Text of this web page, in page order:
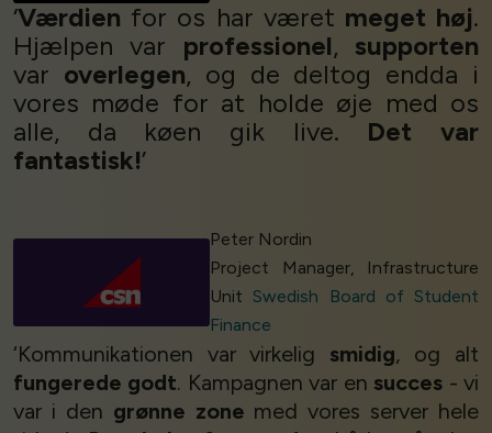
‘Værdien for os har været meget høj.
Hjælpen var professionel,supporten
var overlegen, og de deltog endda i
vores møde for at holde øje med os
alle, da køen gik live. Det var
fantastisk!’
Peter Nordin
Project Manager, Infrastructure
Unit Swedish Board of Student
Finance
‘Kommunikationen var virkelig smidig, og alt
fungerede godt. Kampagnen var en succes - vi
var i den grønne zone med vores server hele